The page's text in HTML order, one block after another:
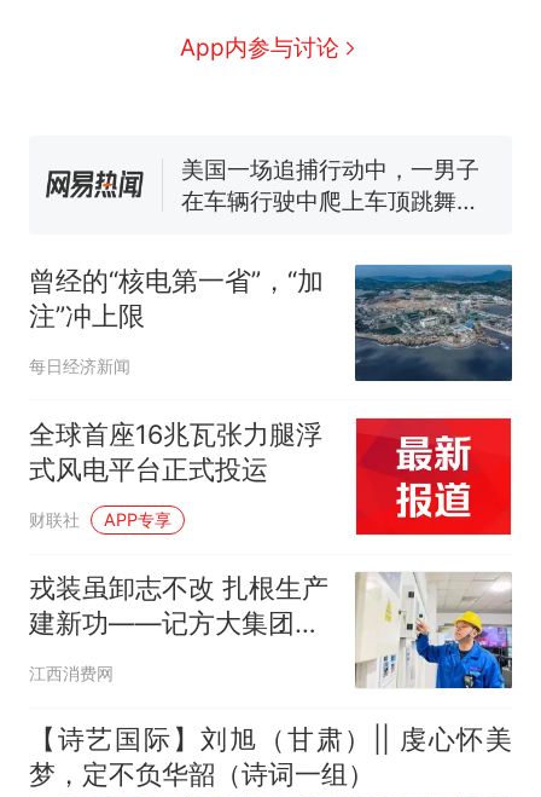
App内参与讨论
争议，此前一天内数万人从摩
洛哥涌入西班牙
新 费大厨“全国小炒肉大王”称
140多朵
美国一场追捕行动中，一男子
在车辆行驶中爬上车顶跳舞。
官方通报
美国渔民钓获鲨鱼徒手将其拽
回大海 目击者直呼震惊 （视频
来源：参考消息）
西班牙飞地休达边境，摩洛
争议，此前一天内数万人从摩
洛哥涌入西班牙
曾经的“核电第一省”，“加
注”冲上限
每日经济新闻
全球首座16兆瓦张力腿浮
式风电平台正式投运
财联社 APP专享
戎装虽卸志不改 扎根生产
建新功——记方大集团、
方大特钢优秀退役军人陈
江西消费网
【诗艺国际】刘旭（甘肃）|| 虔心怀美
梦，定不负华韶（诗词一组）